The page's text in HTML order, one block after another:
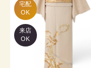
宅配
OK
来店
OK